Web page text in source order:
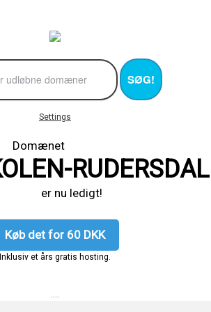
SØG!
Settings
Domænet
er nu ledigt!
Køb det for 60 DKK
Inklusiv et års gratis hosting.